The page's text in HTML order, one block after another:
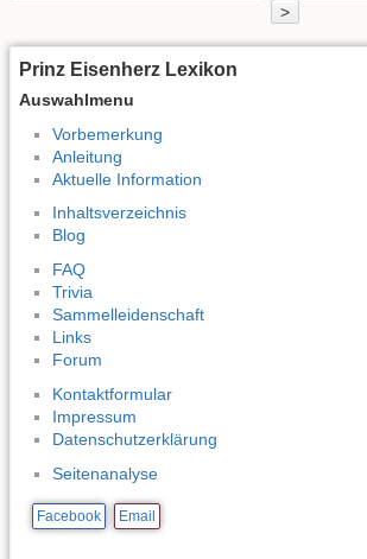
>
Prinz Eisenherz Lexikon
Auswahlmenu
Vorbemerkung
Anleitung
Aktuelle Information
Inhaltsverzeichnis
Blog
FAQ
Trivia
Sammelleidenschaft
Links
Forum
Kontaktformular
Impressum
Datenschutzerklärung
Seitenanalyse
Facebook Email